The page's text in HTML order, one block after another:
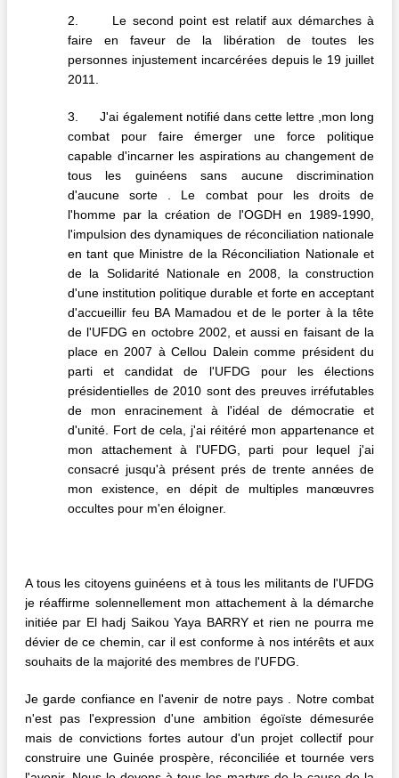
2. Le second point est relatif aux démarches à
faire en faveur de la libération de toutes les
personnes injustement incarcérées depuis le 19 juillet
2011.
3. J'ai également notifié dans cette lettre ,mon long
combat pour faire émerger une force politique
capable d'incarner les aspirations au changement de
tous les guinéens sans aucune discrimination
d'aucune sorte . Le combat pour les droits de
l'homme par la création de l'OGDH en 1989-1990,
l'impulsion des dynamiques de réconciliation nationale
en tant que Ministre de la Réconciliation Nationale et
de la Solidarité Nationale en 2008, la construction
d'une institution politique durable et forte en acceptant
d'accueillir feu BA Mamadou et de le porter à la tête
de l'UFDG en octobre 2002, et aussi en faisant de la
place en 2007 à Cellou Dalein comme président du
parti et candidat de l'UFDG pour les élections
présidentielles de 2010 sont des preuves irréfutables
de mon enracinement à l'idéal de démocratie et
d'unité. Fort de cela, j'ai réitéré mon appartenance et
mon attachement à l'UFDG, parti pour lequel j'ai
consacré jusqu'à présent prés de trente années de
mon existence, en dépit de multiples manœuvres
occultes pour m'en éloigner.
A tous les citoyens guinéens et à tous les militants de l'UFDG
je réaffirme solennellement mon attachement à la démarche
initiée par El hadj Saikou Yaya BARRY et rien ne pourra me
dévier de ce chemin, car il est conforme à nos intérêts et aux
souhaits de la majorité des membres de l'UFDG.
Je garde confiance en l'avenir de notre pays . Notre combat
n'est pas l'expression d'une ambition égoïste démesurée
mais de convictions fortes autour d'un projet collectif pour
construire une Guinée prospère, réconciliée et tournée vers